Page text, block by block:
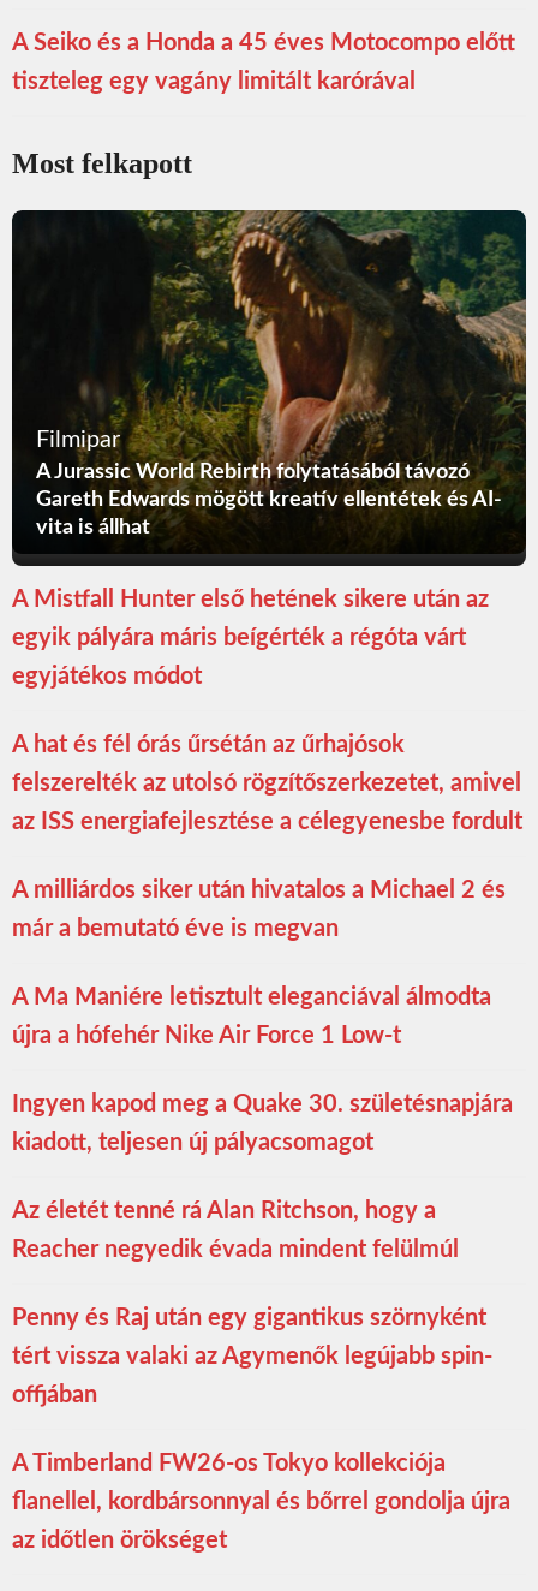
A Seiko és a Honda a 45 éves Motocompo előtt
tiszteleg egy vagány limitált karórával
Most felkapott
Filmipar
A Jurassic World Rebirth folytatásából távozó
Gareth Edwards mögött kreatív ellentétek és AI-
vita is állhat
A Mistfall Hunter első hetének sikere után az
egyik pályára máris beígérték a régóta várt
egyjátékos módot
A hat és fél órás űrsétán az űrhajósok
felszerelték az utolsó rögzítőszerkezetet, amivel
az ISS energiafejlesztése a célegyenesbe fordult
A milliárdos siker után hivatalos a Michael 2 és
már a bemutató éve is megvan
A Ma Maniére letisztult eleganciával álmodta
újra a hófehér Nike Air Force 1 Low-t
Ingyen kapod meg a Quake 30. születésnapjára
kiadott, teljesen új pályacsomagot
Az életét tenné rá Alan Ritchson, hogy a
Reacher negyedik évada mindent felülmúl
Penny és Raj után egy gigantikus szörnyként
tért vissza valaki az Agymenők legújabb spin-
offjában
A Timberland FW26-os Tokyo kollekciója
flanellel, kordbársonnyal és bőrrel gondolja újra
az időtlen örökséget